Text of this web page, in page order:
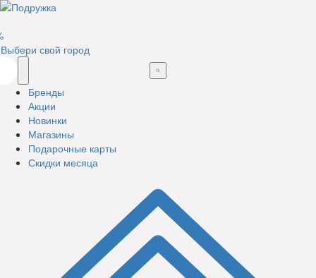
Выбери свой город
Бренды
Акции
Новинки
Магазины
Подарочные карты
Скидки месяца